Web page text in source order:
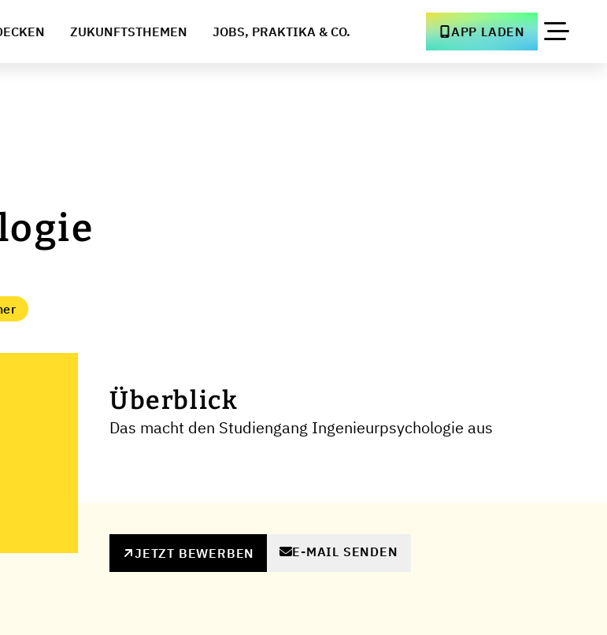
ZUKUNFTSTHEMEN JOBS, PRAKTIKA & CO. APP LADEN
Überblick
Das macht den Studiengang Ingenieurpsychologie aus
JETZT BEWERBEN E-MAIL SENDEN